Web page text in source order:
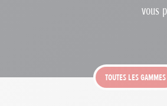
vous
Toutes les gammes